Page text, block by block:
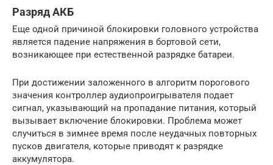
Разряд АКБ
Еще одной причиной блокировки головного устройства
является падение напряжения в бортовой сети,
возникающее при естественной разрядке батареи.
При достижении заложенного в алгоритм порогового
значения контроллер аудиопроигрывателя подает
сигнал, указывающий на пропадание питания, который
вызывает включение блокировки. Проблема может
случиться в зимнее время после неудачных повторных
пусков двигателя, которые приводят к разрядке
аккумулятора.